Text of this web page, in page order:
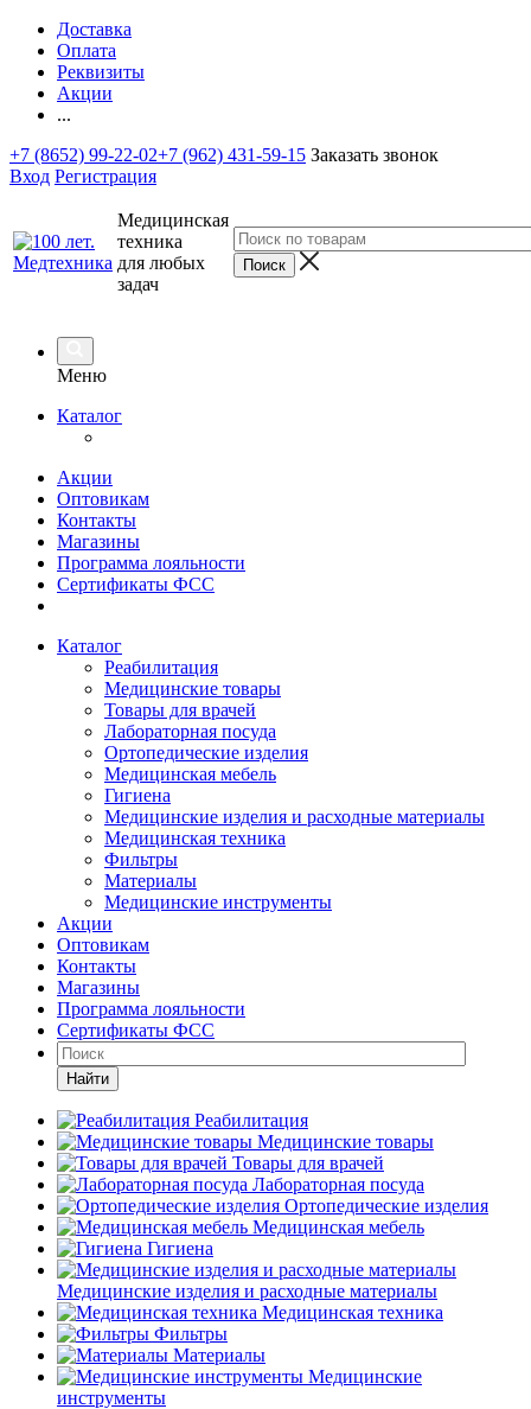
Доставка
Оплата
Реквизиты
Акции
...
+7 (8652) 99-22-02+7 (962) 431-59-15 Заказать звонок
Вход Регистрация
Медицинская
техника
для любых
задач
Меню
Каталог
Акции
Оптовикам
Контакты
Магазины
Программа лояльности
Сертификаты ФСС
Каталог
Реабилитация
Медицинские товары
Товары для врачей
Лабораторная посуда
Ортопедические изделия
Медицинская мебель
Гигиена
Медицинские изделия и расходные материалы
Медицинская техника
Фильтры
Материалы
Медицинские инструменты
Акции
Оптовикам
Контакты
Магазины
Программа лояльности
Сертификаты ФСС
Найти
Реабилитация
Медицинские товары
Товары для врачей
Лабораторная посуда
Ортопедические изделия
Медицинская мебель
Гигиена
Медицинские изделия и расходные материалы
Медицинская техника
Фильтры
Материалы
Медицинские
инструменты